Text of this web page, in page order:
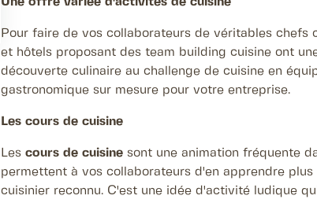
Pour faire de vos collaborateurs de véritables chefs
et hôtels proposant des team building cuisine ont
découverte culinaire au challenge de cuisine en
gastronomique sur mesure pour votre entreprise.
Les cours de cuisine
Lescours de cuisine sont une animation fréquente
permettent à vos collaborateurs d'en apprendre
cuisinier reconnu. C'est une idée d'activité ludique